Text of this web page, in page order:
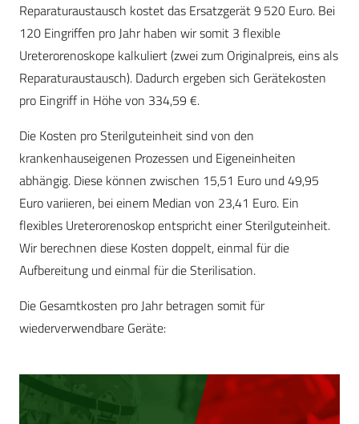
Reparaturaustausch kostet das Ersatzgerät 9 520 Euro. Bei
120 Eingriffen pro Jahr haben wir somit 3 flexible
Ureterorenoskope kalkuliert (zwei zum Originalpreis, eins als
Reparaturaustausch). Dadurch ergeben sich Gerätekosten
pro Eingriff in Höhe von 334,59 €.
Die Kosten pro Sterilguteinheit sind von den
krankenhauseigenen Prozessen und Eigeneinheiten
abhängig. Diese können zwischen 15,51 Euro und 49,95
Euro variieren, bei einem Median von 23,41 Euro. Ein
flexibles Ureterorenoskop entspricht einer Sterilguteinheit.
Wir berechnen diese Kosten doppelt, einmal für die
Aufbereitung und einmal für die Sterilisation.
Die Gesamtkosten pro Jahr betragen somit für
wiederverwendbare Geräte: